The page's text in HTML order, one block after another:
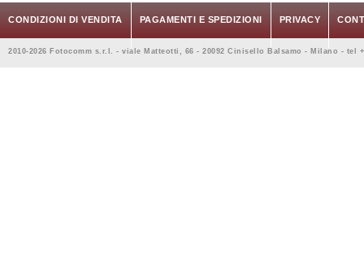
CONDIZIONI DI VENDITA PAGAMENTI E SPEDIZIONI PRIVACY
2010-2026 Fotocomm s.r.l. - viale Matteotti, 66 - 20092 Cinisello Balsamo - Milano - tel